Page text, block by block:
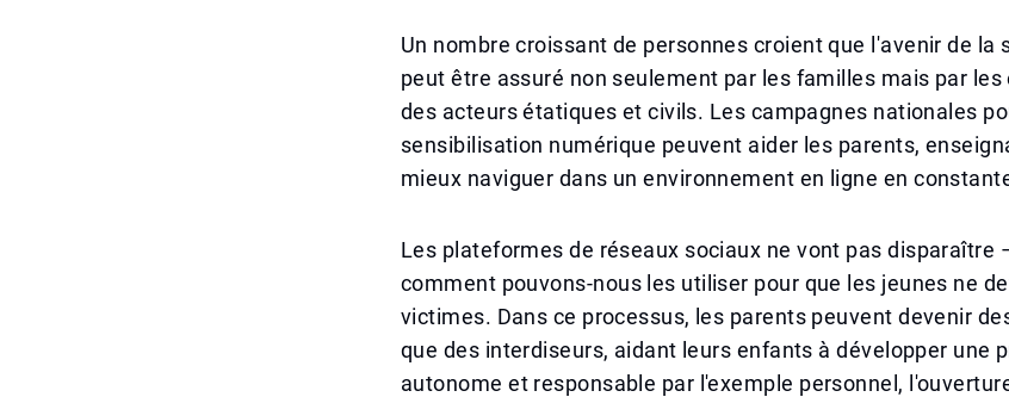
Un nombre croissant de personnes croient que l'avenir de la
peut être assuré non seulement par les familles mais par
des acteurs étatiques et civils. Les campagnes nationales
sensibilisation numérique peuvent aider les parents,
mieux naviguer dans un environnement en ligne en
Les plateformes de réseaux sociaux ne vont pas disparaître
comment pouvons-nous les utiliser pour que les jeunes ne
victimes. Dans ce processus, les parents peuvent devenir
que des interdiseurs, aidant leurs enfants à développer une
autonome et responsable par l'exemple personnel,